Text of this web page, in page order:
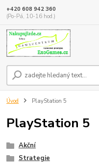
+420 608 942 360
(Po-Pá, 10-16 hod.)
Úvod PlayStation 5
PlayStation 5
Akční
Strategie